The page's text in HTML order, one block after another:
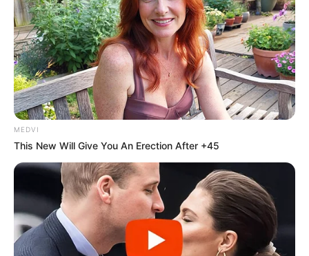
MEDVI
This New Will Give You An Erection After +45